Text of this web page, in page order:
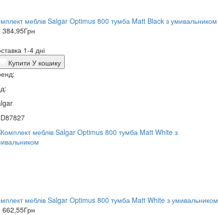
меблів Salgar Optimus 800 тумба Matt Black з умивальником
384,95Грн
1-4 дні
Купити У кошику
меблів Salgar Optimus 800 тумба Matt White з умивальником
662,55Грн